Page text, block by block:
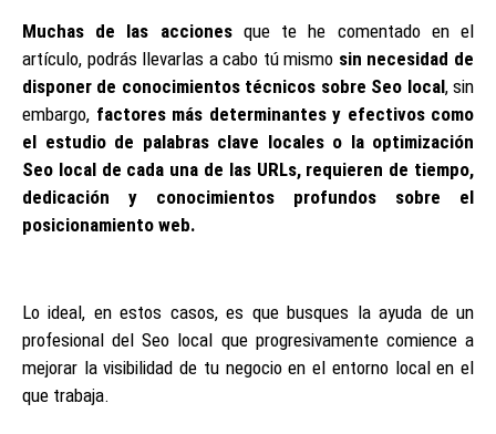
Muchas de las accionesque te he comentado en el
artículo, podrás llevarlas a cabo tú mismo sin necesidad de
disponer de conocimientos técnicos sobre Seo local, sin
embargo, factores más determinantes y efectivos como
el estudio de palabras clave locales o la optimización
Seo local de cada una de las URLs, requieren de tiempo,
dedicación y conocimientos profundos sobre el
posicionamiento web.
Lo ideal, en estos casos, es que busques la ayuda de un
profesional del Seo local que progresivamente comience a
mejorar la visibilidad de tu negocio en el entorno local en el
que trabaja.